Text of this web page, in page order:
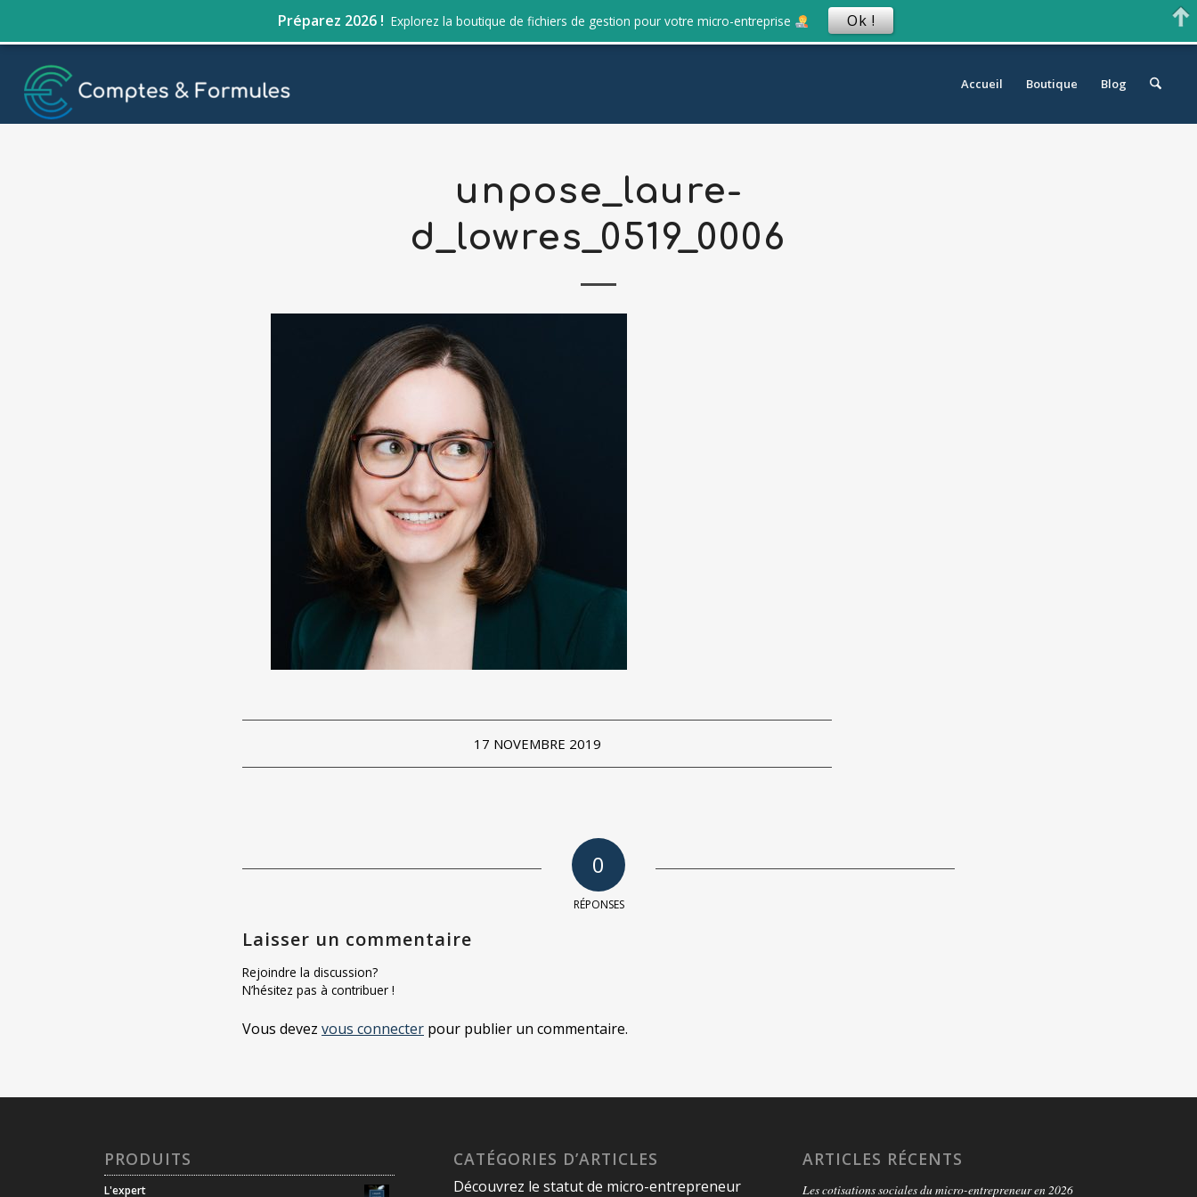
Accueil Boutique Blog
unpose_laure-
d_lowres_0519_0006
17 NOVEMBRE 2019
0
RÉPONSES
Laisser un commentaire
Rejoindre la discussion?
N’hésitez pas à contribuer !
Vous devez vous connecter pour publier un commentaire.
PRODUITS
L'expert
CATÉGORIES D’ARTICLES
Découvrez le statut de micro-entrepreneur
ARTICLES RÉCENTS
Les cotisations sociales du micro-entrepreneur en 2026
Préparez 2026 ! Explorez la boutique de fichiers de gestion pour votre micro-entreprise Ok !